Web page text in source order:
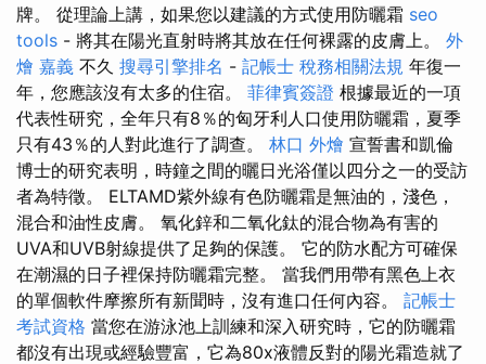
牌。 從理論上講，如果您以建議的方式使用防曬霜 seo
tools - 將其在陽光直射時將其放在任何裸露的皮膚上。 外
燴 嘉義 不久 搜尋引擎排名 - 記帳士 稅務相關法規 年復一
年，您應該沒有太多的住宿。 菲律賓簽證 根據最近的一項
代表性研究，全年只有8％的匈牙利人口使用防曬霜，夏季
只有43％的人對此進行了調查。 林口 外燴 宣誓書和凱倫
博士的研究表明，時鐘之間的曬日光浴僅以四分之一的受訪
者為特徵。 ELTAMD紫外線有色防曬霜是無油的，淺色，
混合和油性皮膚。 氧化鋅和二氧化鈦的混合物為有害的
UVA和UVB射線提供了足夠的保護。 它的防水配方可確保
在潮濕的日子裡保持防曬霜完整。 當我們用帶有黑色上衣
的單個軟件摩擦所有新聞時，沒有進口任何內容。 記帳士
考試資格 當您在游泳池上訓練和深入研究時，它的防曬霜
都沒有出現或經驗豐富，它為80x液體反對的陽光霜造就了